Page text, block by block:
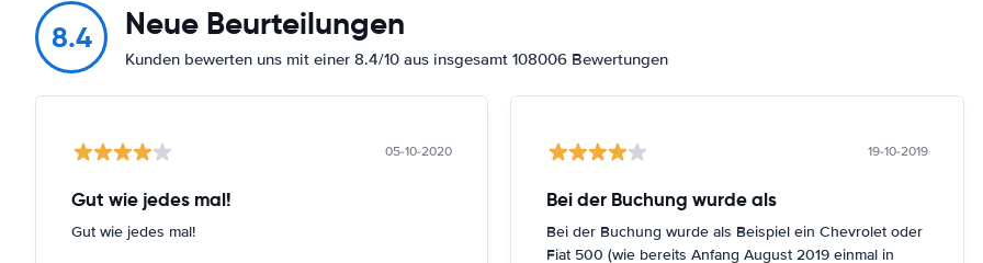
8.4 Neue Beurteilungen
Kunden bewerten uns mit einer 8.4/10 aus insgesamt 108006 Bewertungen
05-10-2020
Gut wie jedes mal!
Gut wie jedes mal!
19-10-2019
Bei der Buchung wurde als
Bei der Buchung wurde als Beispiel ein Chevrolet oder
Fiat 500 (wie bereits Anfang August 2019 einmal in